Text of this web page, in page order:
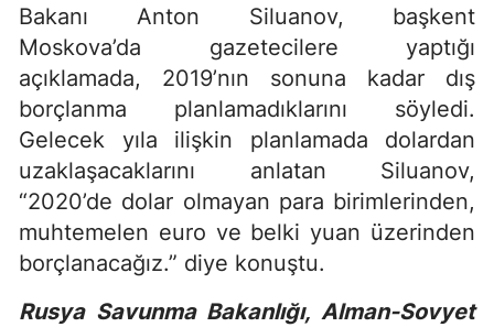
Bakanı Anton Siluanov, başkent
Moskova’da gazetecilere yaptığı
açıklamada, 2019’nın sonuna kadar dış
borçlanma planlamadıklarını söyledi.
Gelecek yıla ilişkin planlamada dolardan
uzaklaşacaklarını anlatan Siluanov,
“2020’de dolar olmayan para birimlerinden,
muhtemelen euro ve belki yuan üzerinden
borçlanacağız.” diye konuştu.
Rusya Savunma Bakanlığı, Alman-Sovyet